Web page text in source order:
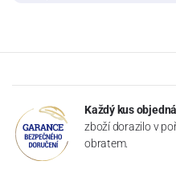
Každý kus
zboží dorazilo v
obratem.